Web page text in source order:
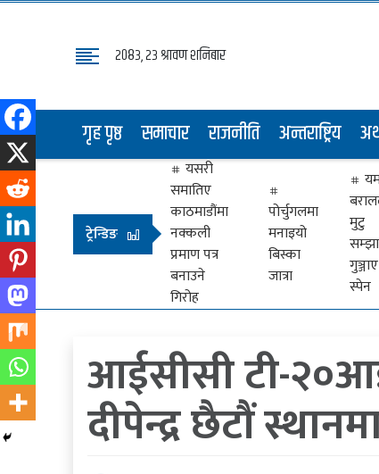
२०८३, २३ श्रावण शनिबार
गृह पृष्ठ समाचार राजनीति अन्तराष्ट्रिय
पृष्ठ
समाचार
राजनीति
अन्तराष्ट्रिय
अर्थ
मनोरञ्जन
ट्रेन्डिङ
यसरी
समातिए
काठमाडौंमा
नक्कली
प्रमाण पत्र
बनाउने
गिरोह
पोर्चुगलमा
मनाइयो
बिस्का
जात्रा
मुटु
गुञ्जाए
स्पेन
आईसीसी टी-
दीपेन्द्र छैटौं